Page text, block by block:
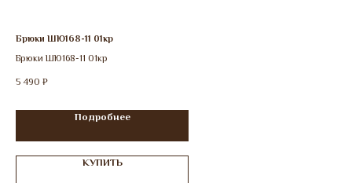
Брюки ШЮ168-11 01кр
Брюки ШЮ168-11 01кр
5 490 ₽
Подробнее
КУПИТЬ